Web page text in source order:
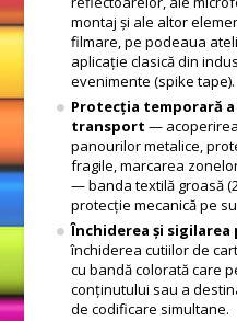
montaj și ale altor
filmare, pe podeaua
aplicație clasică din
evenimente (spike tape).
Protecția temporară
transport —
panourilor metalice,
fragile, marcarea
— banda textilă groasă
protecție mecanică pe
Închiderea și
închiderea cutiilor de
cu bandă colorată care
conținutului sau a
de codificare simultane.